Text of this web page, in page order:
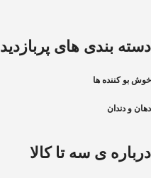
دسته بندی های پربازدید
خوش بو کننده ها
دهان و دندان
درباره ی سه تا کالا